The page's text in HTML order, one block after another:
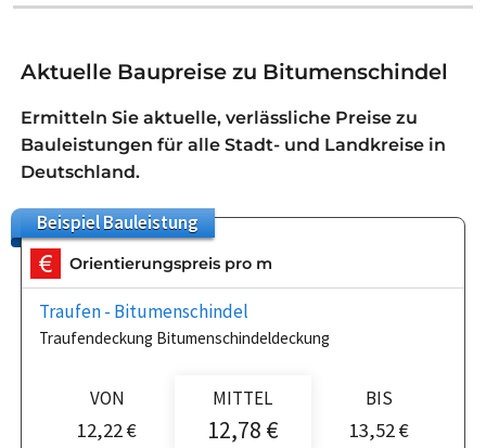
Aktuelle Baupreise zu Bitumenschindel
Ermitteln Sie aktuelle, verlässliche Preise zu
Bauleistungen für alle Stadt- und Landkreise in
Deutschland.
BeispielBauleistung
Orientierungspreis pro m
Traufen - Bitumenschindel
Traufendeckung Bitumenschindeldeckung
VON
12,22 €
MITTEL
12,78 €
BIS
13,52 €